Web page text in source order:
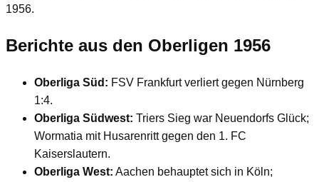
1956.
Berichte aus den Oberligen 1956
Oberliga Süd: FSV Frankfurt verliert gegen Nürnberg
1:4.
Oberliga Südwest: Triers Sieg war Neuendorfs Glück;
Wormatia mit Husarenritt gegen den 1. FC
Kaiserslautern.
Oberliga West: Aachen behauptet sich in Köln;